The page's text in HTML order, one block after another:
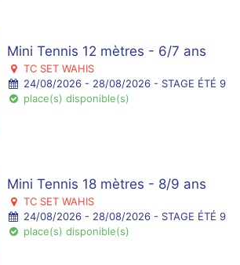
Mini Tennis 12 mètres - 6/7 ans
TC SET WAHIS
24/08/2026 - 28/08/2026 - STAGE ÉTÉ 9
place(s) disponible(s)
Mini Tennis 18 mètres - 8/9 ans
TC SET WAHIS
24/08/2026 - 28/08/2026 - STAGE ÉTÉ 9
place(s) disponible(s)